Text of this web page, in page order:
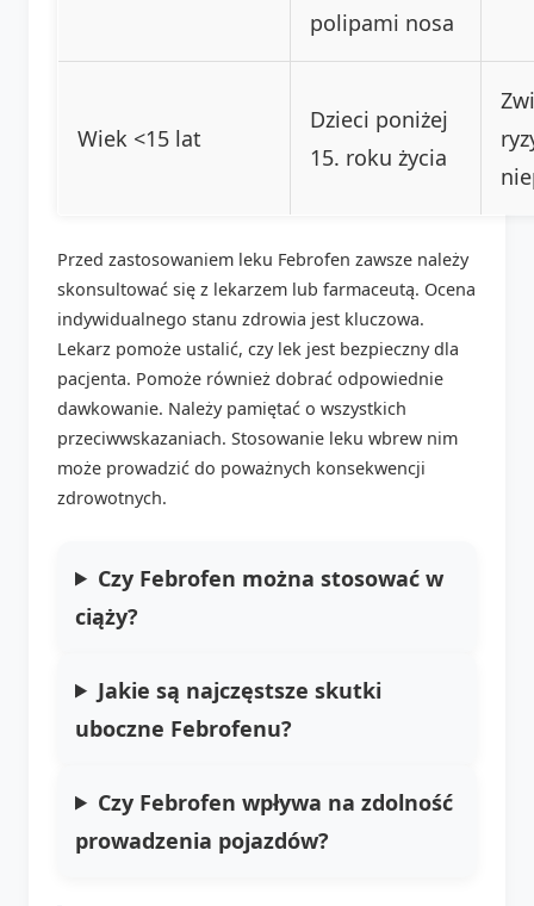
polipami nosa
Wiek <15 lat
Dzieci poniżej
15. roku życia
Przed zastosowaniem leku Febrofen zawsze należy
skonsultować się z lekarzem lub farmaceutą. Ocena
indywidualnego stanu zdrowia jest kluczowa.
Lekarz pomoże ustalić, czy lek jest bezpieczny dla
pacjenta. Pomoże również dobrać odpowiednie
dawkowanie. Należy pamiętać o wszystkich
przeciwwskazaniach. Stosowanie leku wbrew nim
może prowadzić do poważnych konsekwencji
zdrowotnych.
Czy Febrofen można stosować w
ciąży?
Jakie są najczęstsze skutki
uboczne Febrofenu?
Czy Febrofen wpływa na zdolność
prowadzenia pojazdów?